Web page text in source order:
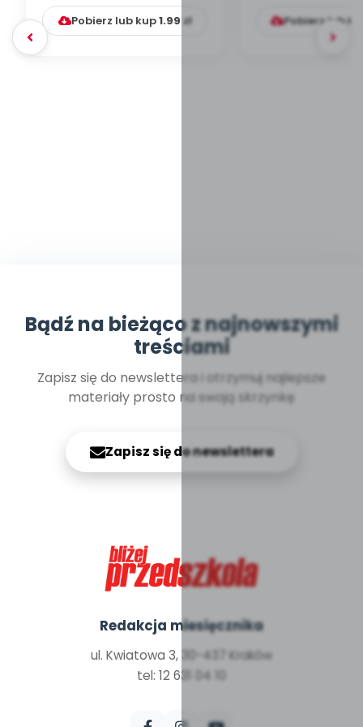
Pobierz lub kup1.99 zł Pobierz lub
Bądź na bieżąco z najnowszymi
treściami
Zapisz się do newslettera i otrzymuj najlepsze
materiały prosto na swoją skrzynkę
Zapisz się do newslettera
Redakcja miesięcznika
ul. Kwiatowa 3, 30-437 Kraków
tel: 12 631 04 10